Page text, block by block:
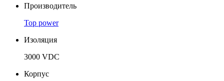
Производитель
Top power
Изоляция
3000 VDC
Корпус